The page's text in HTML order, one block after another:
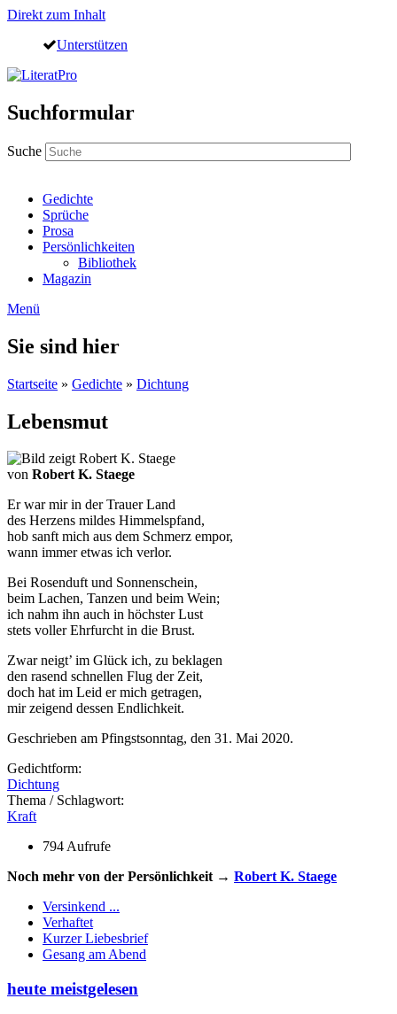
Direkt zum Inhalt
Unterstützen
Suchformular
Suche
Gedichte
Sprüche
Prosa
Persönlichkeiten
Bibliothek
Magazin
Menü
Sie sind hier
Startseite » Gedichte » Dichtung
Lebensmut
von Robert K. Staege
Er war mir in der Trauer Land
des Herzens mildes Himmelspfand,
hob sanft mich aus dem Schmerz empor,
wann immer etwas ich verlor.
Bei Rosenduft und Sonnenschein,
beim Lachen, Tanzen und beim Wein;
ich nahm ihn auch in höchster Lust
stets voller Ehrfurcht in die Brust.
Zwar neigt’ im Glück ich, zu beklagen
den rasend schnellen Flug der Zeit,
doch hat im Leid er mich getragen,
mir zeigend dessen Endlichkeit.
Geschrieben am Pfingstsonntag, den 31. Mai 2020.
Gedichtform:
Dichtung
Thema / Schlagwort:
Kraft
794 Aufrufe
Noch mehr von der Persönlichkeit → Robert K. Staege
Versinkend ...
Verhaftet
Kurzer Liebesbrief
Gesang am Abend
heute meistgelesen